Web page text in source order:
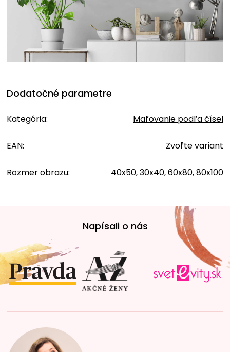
Dodatočné parametre
Kategória: Maľovanie podľa čísel
EAN: Zvoľte variant
Rozmer obrazu: 40x50, 30x40, 60x80, 80x100
t
i
e
Napísali o nás